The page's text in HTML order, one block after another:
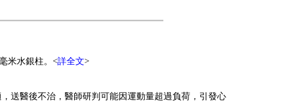
米水銀柱。<詳全文>
送醫後不治，醫師研判可能因運動量超過負荷，引發心